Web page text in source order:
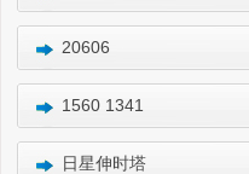
20606
1560 1341
日星伸时塔